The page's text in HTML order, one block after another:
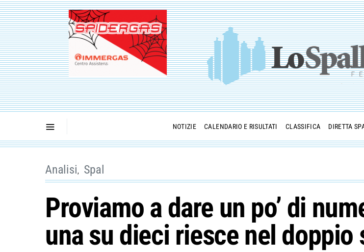
NOTIZIE CALENDARIO E RISULTATI CLASSIFICA DIRETTA
Analisi Spal
Proviamo a dare un po’ di
una su dieci riesce nel doppio